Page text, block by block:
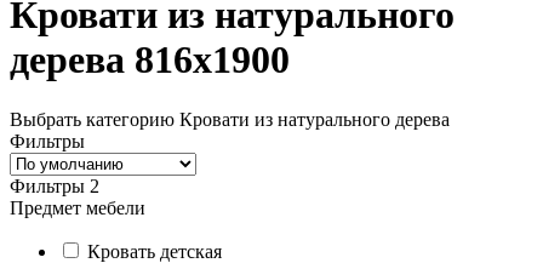
Кровати из натурального
дерева 816х1900
Выбрать категорию Кровати из натурального дерева
Фильтры
Фильтры 2
Предмет мебели
Кровать детская